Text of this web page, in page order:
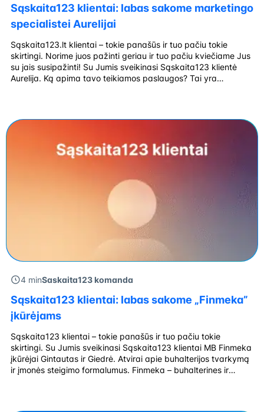
Sąskaita123 klientai: labas sakome marketingo
specialistei Aurelijai
Sąskaita123.lt klientai – tokie panašūs ir tuo pačiu tokie
skirtingi. Norime juos pažinti geriau ir tuo pačiu kviečiame Jus
su jais susipažinti! Su Jumis sveikinasi Sąskaita123 klientė
Aurelija. Ką apima tavo teikiamos paslaugos? Tai yra
savarankiškai? Dirbti […]
4 minSaskaita123 komanda
Sąskaita123 klientai: labas sakome „Finmeka”
įkūrėjams
Sąskaita123 klientai – tokie panašūs ir tuo pačiu tokie
skirtingi. Su Jumis sveikinasi Sąskaita123 klientai MB Finmeka
įkūrėjai Gintautas ir Giedrė. Atvirai apie buhalterijos tvarkymą
ir įmonės steigimo formalumus. Finmeka – buhalterines ir